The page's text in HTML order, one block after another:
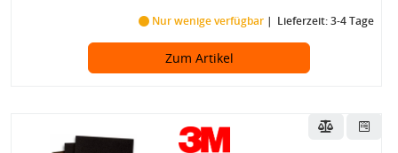
Nur wenige verfügbar Lieferzeit: 3-4 Tage
Zum Artikel